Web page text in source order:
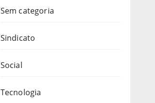
Sem categoria
Sindicato
Social
Tecnologia